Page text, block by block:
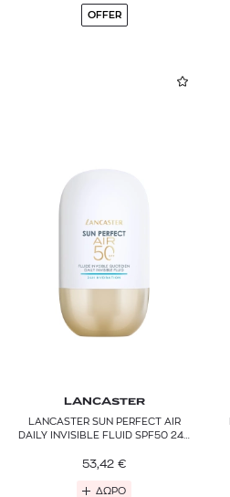
OFFER
LANCASTER
LANCASTER SUN PERFECT AIR
DAILY INVISIBLE FLUID SPF50 24H
53,42 €
ΔΩΡΟ